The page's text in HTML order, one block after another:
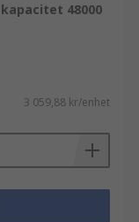
48000
3 059,88 kr/enhet